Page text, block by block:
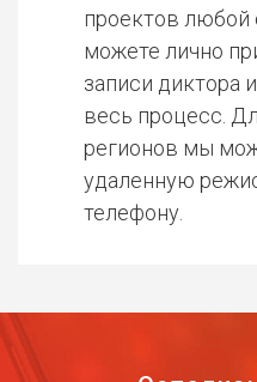
проектов любой
можете лично
записи диктора
весь процесс.
регионов мы
удаленную
телефону.